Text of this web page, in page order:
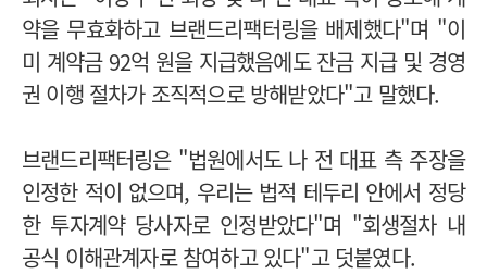
약을 무효화하고 브랜드리팩터링을 배제했다"며 "이
미 계약금 92억 원을 지급했음에도 잔금 지급 및 경영
권 이행 절차가 조직적으로 방해받았다"고 말했다.
브랜드리팩터링은 "법원에서도 나 전 대표 측 주장을
인정한 적이 없으며, 우리는 법적 테두리 안에서 정당
한 투자계약 당사자로 인정받았다"며 "회생절차 내
공식 이해관계자로 참여하고 있다"고 덧붙였다.